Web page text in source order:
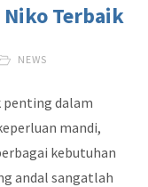
Terbaik
NEWS
penting dalam
mandi,
kebutuhan
andal sangatlah